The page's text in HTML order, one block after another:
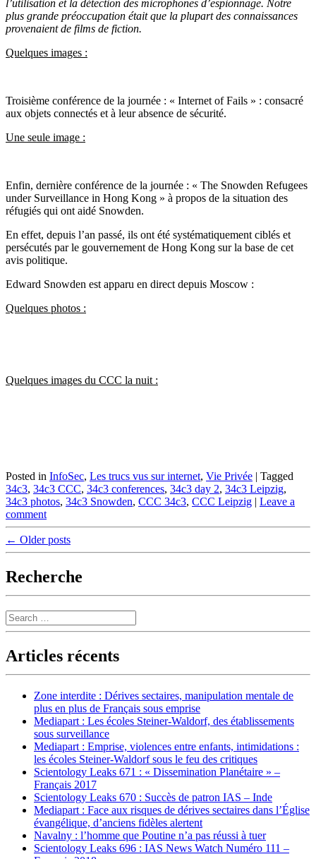
l’utilisation et la détection des microphones d’espionnage. Notre
plus grande préoccupation était que la plupart des connaissances
provenaient de films de fiction.
Quelques images :
Troisième conférence de la journée : « Internet of Fails » : consacré
aux objets connectés et à leur absence de sécurité.
Une seule image :
Enfin, dernière conférence de la journée : « The Snowden Refugees
under Surveillance in Hong Kong » à propos de la situation des
réfugiés qui ont aidé Snowden.
En effet, depuis l’an passé, ils ont été systématiquement ciblés et
persécutés par le gouvernement de Hong Kong sur la base de cet
avis politique.
Edward Snowden est apparu en direct depuis Moscow :
Quelques photos :
Quelques images du CCC la nuit :
Posted in InfoSec, Les trucs vus sur internet, Vie Privée | Tagged
34c3, 34c3 CCC, 34c3 conferences, 34c3 day 2, 34c3 Leipzig,
34c3 photos, 34c3 Snowden, CCC 34c3, CCC Leipzig | Leave a
comment
Post
navigation
← Older posts
Recherche
Search
Articles récents
Zone interdite : Dérives sectaires, manipulation mentale de
plus en plus de Français sous emprise
Mediapart : Les écoles Steiner-Waldorf, des établissements
sous surveillance
Mediapart : Emprise, violences entre enfants, intimidations :
les écoles Steiner-Waldorf sous le feu des critiques
Scientology Leaks 671 : « Dissemination Planétaire » –
Français 2017
Scientology Leaks 670 : Succès de patron IAS – Inde
Mediapart : Face aux risques de dérives sectaires dans l’Église
évangélique, d’anciens fidèles alertent
Navalny : l’homme que Poutine n’a pas réussi à tuer
Scientology Leaks 696 : IAS News Watch Numéro 111 –